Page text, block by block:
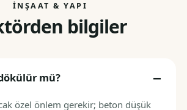
İNŞAAT & YAPI
bilgiler
mü?
özel önlem gerekir; beton düşük